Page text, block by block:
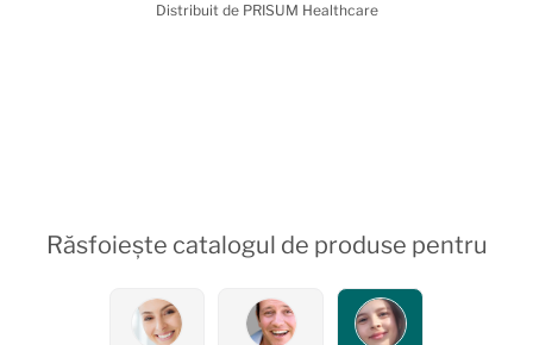
Distribuit de PRISUM Healthcare
Răsfoiește catalogul de produse pentru